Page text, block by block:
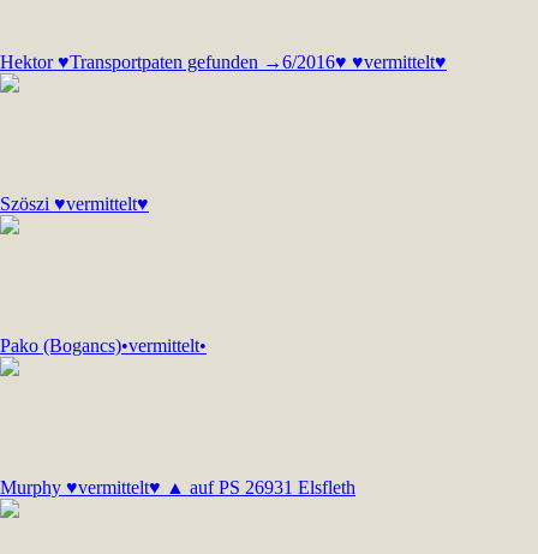
Hektor ♥Transportpaten gefunden →6/2016♥ ♥vermittelt♥
Szöszi ♥vermittelt♥
Pako (Bogancs)•vermittelt•
Murphy ♥vermittelt♥ ▲ auf PS 26931 Elsfleth